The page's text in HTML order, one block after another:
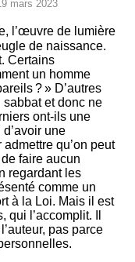
mars 2023
l’œuvre de lumière
de naissance.
Certains
un homme
? » D’autres
et donc ne
ont-ils une
une
qu’on peut
faire aucun
regardant les
comme un
à la Loi. Mais il est
l’accomplit. Il
pas parce